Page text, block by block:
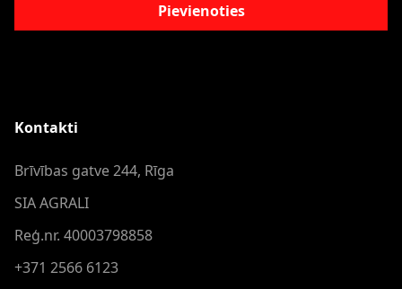
Pievienoties
Kontakti
Brīvības gatve 244, Rīga
SIA AGRALI
Reģ.nr. 40003798858
+371 2566 6123